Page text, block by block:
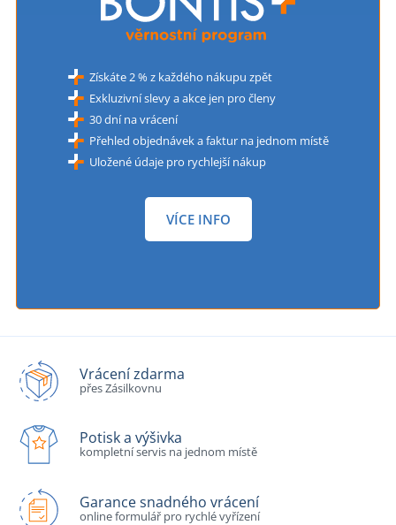
Získáte 2 % z každého nákupu zpět
Exkluzivní slevy a akce jen pro členy
30 dní na vrácení
Přehled objednávek a faktur na jednom místě
Uložené údaje pro rychlejší nákup
VÍCE INFO
Vrácení zdarma
přes Zásilkovnu
Potisk a výšivka
kompletní servis na jednom místě
Garance snadného vrácení
online formulář pro rychlé vyřízení